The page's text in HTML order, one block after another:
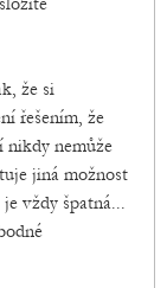
že si
řešením, že
nikdy nemůže
jiná možnost
vždy špatná...